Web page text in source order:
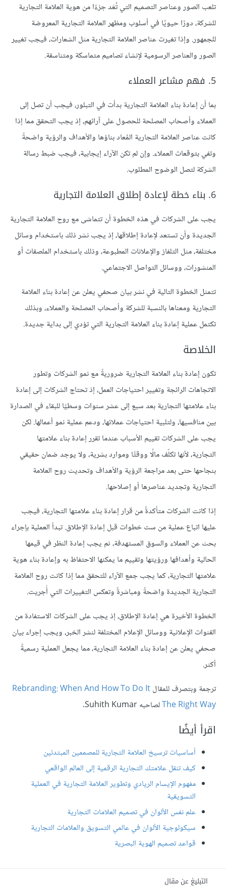
تلعب الصور وعناصر التصميم التي تُعَد جزءًا من هوية العلامة التجارية
للشركة، دورًا حيويًا في أسلوب ومظهر العلامة التجارية المعروضة
للجمهور. وإذا تغيرت عناصر العلامة التجارية مثل الشعارات، فيجب تغيير
الصور والعناصر الرسومية لإنشاء تصاميم متماسكة ومتناسقة.
5. فهم مشاعر العملاء
بما أن إعادة بناء العلامة التجارية بدأت في التبلور، فيجب أن تصل إلى
العملاء وأصحاب المصلحة للحصول على آرائهم، إذ يجب التحقق مما إذا
كانت عناصر العلامة التجارية المُعاد بناؤها والأهداف والرؤية واضحةً
وتفي بتوقعات العملاء. وإن لم تكن الآراء إيجابية، فيجب ضبط رسالة
الشركة لتصل الوضوح المطلوب.
6. بناء خطة لإعادة إطلاق العلامة التجارية
يجب على الشركات في هذه الخطوة أن تتماشى مع روح العلامة التجارية
الجديدة وأن تستعد لإعادة إطلاقها، إذ يجب نشر ذلك باستخدام وسائل
مختلفة، مثل التلفاز والإعلانات المطبوعة، وذلك باستخدام الملصقات أو
المنشورات، ووسائل التواصل الاجتماعي.
تتمثل الخطوة التالية في نشر بيان صحفي يعلن عن إعادة بناء العلامة
التجارية ومعناها بالنسبة للشركة وأصحاب المصلحة والعملاء، وبذلك
تكتمل عملية إعادة بناء العلامة التجارية التي تؤدي إلى بداية جديدة.
الخلاصة
تكون إعادة بناء العلامة التجارية ضروريةً مع نمو الشركات وتطور
الاتجاهات الرائجة وتغيير احتياجات العمل، إذ تحتاج الشركات إلى إعادة
بناء علامتها التجارية بعد سبع إلى عشر سنوات وسطيًا للبقاء في الصدارة
بين منافسيها، ولتلبية احتياجات عملائها، ودعم عملية نمو أعمالها. لكن
يجب على الشركات تقييم الأسباب عندما تقرر إعادة بناء علامتها
التجارية، لأنها تكلّف مالًا ووقتًا وموارد بشرية، ولا يوجد ضمان حقيقي
بنجاحها حتى بعد مراجعة الرؤية والأهداف وتحديث روح العلامة
التجارية وتجديد عناصرها أو إصلاحها.
إذا كانت الشركات متأكدةً من قرار إعادة بناء علامتها التجارية، فيجب
عليها اتباع عملية من ست خطوات قبل إعادة الإطلاق. تبدأ العملية بإجراء
بحث عن العملاء والسوق المستهدفة، ثم يجب إعادة النظر في قيمها
الحالية وأهدافها ورؤيتها وتقييم ما يمكنها الاحتفاظ به وإعادة بناء هوية
علامتها التجارية، كما يجب جمع الآراء للتحقق مما إذا كانت روح العلامة
التجارية الجديدة واضحةً ومباشرةً وتعكس التغييرات التي أُجريت.
الخطوة الأخيرة هي إعادة الإطلاق، إذ يجب على الشركات الاستفادة من
القنوات الإعلانية ووسائل الإعلام المختلفة لنشر الخبر، ويجب إجراء بيان
صحفي يعلن عن إعادة بناء العلامة التجارية، مما يجعل العملية رسميةً
أكثر.
ترجمة وبتصرف للمقالRebranding: When And How To Do It
The Right Wayلصاحبه Suhith Kumar.
اقرأ أيضًا
أساسيات ترسيخ العلامة التجارية للمصممين المبتدئين
كيف تنقل علامتك التجارية الرقمية إلى العالم الواقعي
مفهوم الإيسام الريادي وتطوير العلامة التجارية في العملية
التسويقية
علم نفس الألوان في تصميم العلامات التجارية
سيكولوجية الألوان في عالمي التسويق والعلامات التجارية
قواعد تصميم الهوية البصرية
التبليغ عن مقال